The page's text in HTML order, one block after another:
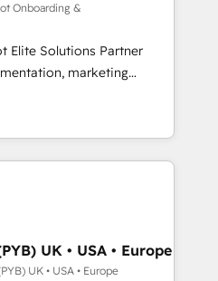
built and custom
tech stack. - Custom
and full-funnel automation.
and lead
hub setup across
and Service Hubs. -
support, and
to convert, scale, and
Onboarding &
Elite Solutions Partner
marketing
consulting, B2B SEO,
AEO and GEO (AI
HubSpot Content Hub and
across technology,
services and
Johannesburg, Cape
AI visibility coverage
UK • USA • Europe
UK • USA • Europe